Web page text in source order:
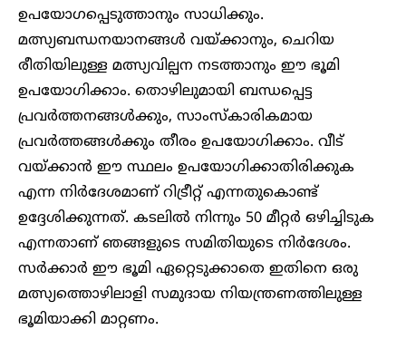
ഉപയോഗപ്പെടുത്താനും സാധിക്കും.
മത്സ്യബന്ധനയാനങ്ങൾ വയ്ക്കാനും, ചെറിയ
രീതിയിലുള്ള മത്സ്യവില്പന നടത്താനും ഈ ഭൂമി
ഉപയോഗിക്കാം. തൊഴിലുമായി ബന്ധപ്പെട്ട
പ്രവർത്തനങ്ങൾക്കും, സാംസ്കാരികമായ
പ്രവർത്തങ്ങൾക്കും തീരം ഉപയോഗിക്കാം. വീട്
വയ്ക്കാൻ ഈ സ്ഥലം ഉപയോഗിക്കാതിരിക്കുക
എന്ന നിർദേശമാണ് റിട്രീറ്റ് എന്നതുകൊണ്ട്
ഉദ്ദേശിക്കുന്നത്. കടലിൽ നിന്നും 50 മീറ്റർ ഒഴിച്ചിടുക
എന്നതാണ് ഞങ്ങളുടെ സമിതിയുടെ നിർദേശം.
സർക്കാർ ഈ ഭൂമി ഏറ്റെടുക്കാതെ ഇതിനെ ഒരു
മത്സ്യത്തൊഴിലാളി സമുദായ നിയന്ത്രണത്തിലുള്ള
ഭൂമിയാക്കി മാറ്റണം.